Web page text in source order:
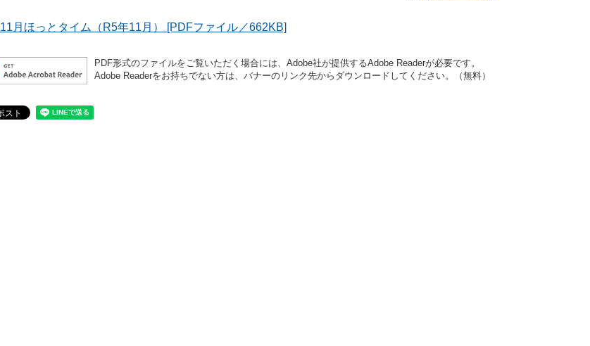
11月ほっとタイム（R5年11月） [PDFファイル／662KB]
PDF形式のファイルをご覧いただく場合には、Adobe社が提供するAdobe Readerが必要です。
Adobe Readerをお持ちでない方は、バナーのリンク先からダウンロードしてください。（無料）